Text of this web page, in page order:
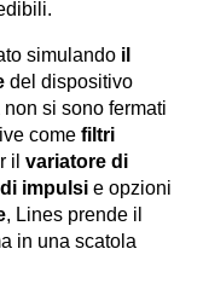
simulando il
del dispositivo
si sono fermati
come filtri
il variatore di
impulsi e opzioni
, Lines prende il
in una scatola